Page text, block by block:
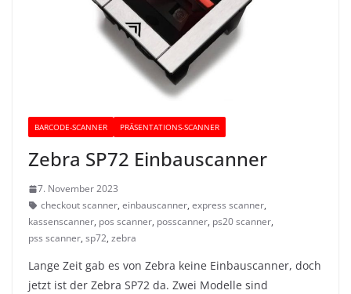
BARCODE-SCANNER PRÄSENTATIONS-SCANNER
Zebra SP72 Einbauscanner
7. November 2023
checkout scanner, einbauscanner, express scanner,
kassenscanner, pos scanner, posscanner, ps20 scanner,
pss scanner, sp72, zebra
Lange Zeit gab es von Zebra keine Einbauscanner, doch
jetzt ist der Zebra SP72 da. Zwei Modelle sind